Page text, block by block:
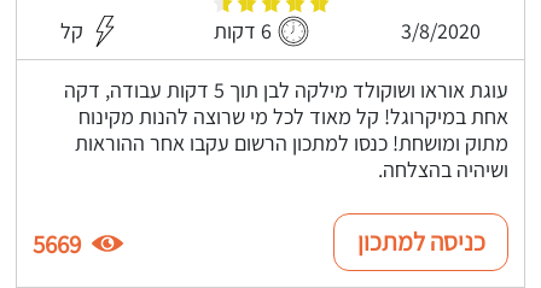
3/8/2020 6 דקות קל
עוגת אוראו ושוקולד מילקה לבן תוך 5 דקות עבודה, דקה
אחת במיקרוגל! קל מאוד לכל מי שרוצה להנות מקינוח
מתוק ומושחת! כנסו למתכון הרשום עקבו אחר ההוראות
ושיהיה בהצלחה.
כניסה למתכון 5669